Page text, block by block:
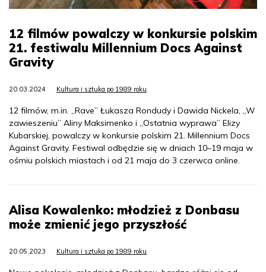
12 filmów powalczy w konkursie polskim
21. festiwalu Millennium Docs Against
Gravity
20.03.2024 Kultura i sztuka po 1989 roku
12 filmów, m.in. „Rave” Łukasza Rondudy i Dawida Nickela, „W
zawieszeniu” Aliny Maksimenko i „Ostatnia wyprawa” Elizy
Kubarskiej, powalczy w konkursie polskim 21. Millennium Docs
Against Gravity. Festiwal odbędzie się w dniach 10–19 maja w
ośmiu polskich miastach i od 21 maja do 3 czerwca online.
Alisa Kowalenko: młodzież z Donbasu
może zmienić jego przyszłość
20.05.2023 Kultura i sztuka po 1989 roku